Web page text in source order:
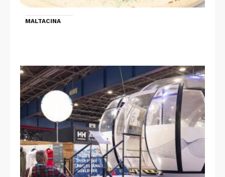
MALTACINA